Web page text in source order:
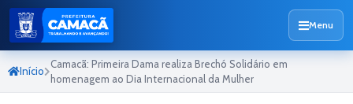
Menu
Início
Camacã: Primeira Dama realiza Brechó Solidário em
homenagem ao Dia Internacional da Mulher